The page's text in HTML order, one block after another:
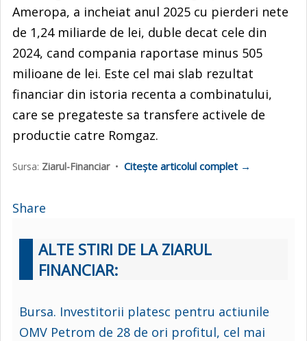
Ameropa, a incheiat anul 2025 cu pierderi nete
de 1,24 miliarde de lei, duble decat cele din
2024, cand compania raportase minus 505
milioane de lei. Este cel mai slab rezultat
financiar din istoria recenta a combinatului,
care se pregateste sa transfere activele de
productie catre Romgaz.
Sursa: Ziarul-Financiar• Citește articolul complet →
Share
ALTE STIRI DE LA ZIARUL
FINANCIAR:
Bursa. Investitorii platesc pentru actiunile
OMV Petrom de 28 de ori profitul, cel mai